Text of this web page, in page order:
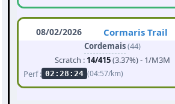
08/02/2026 Cormaris Trail
Cordemais(44)
Scratch : 14/415(3.37%) - 1/M3M
Perf : 02:28:24 (04:57/km)